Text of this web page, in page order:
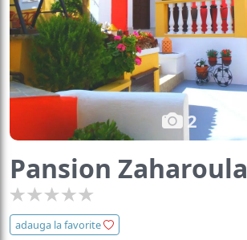
2
Pansion Zaharoula
adauga la favorite